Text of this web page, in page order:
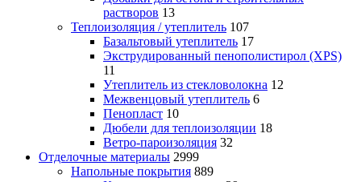
растворов 13
Теплоизоляция / утеплитель 107
Базальтовый утеплитель 17
Экструдированный пенополистирол (XPS)
11
Утеплитель из стекловолокна 12
Межвенцовый утеплитель 6
Пенопласт 10
Дюбели для теплоизоляции 18
Ветро-пароизоляция 32
Отделочные материалы 2999
Напольные покрытия 889